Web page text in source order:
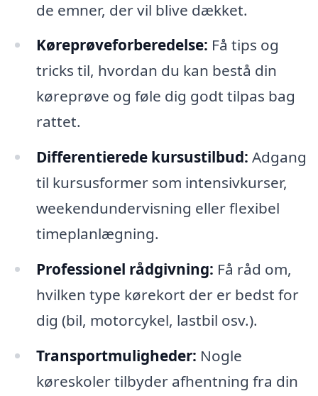
de emner, der vil blive dækket.
Køreprøveforberedelse: Få tips og
tricks til, hvordan du kan bestå din
køreprøve og føle dig godt tilpas bag
rattet.
Differentierede kursustilbud: Adgang
til kursusformer som intensivkurser,
weekendundervisning eller flexibel
timeplanlægning.
Professionel rådgivning: Få råd om,
hvilken type kørekort der er bedst for
dig (bil, motorcykel, lastbil osv.).
Transportmuligheder: Nogle
køreskoler tilbyder afhentning fra din